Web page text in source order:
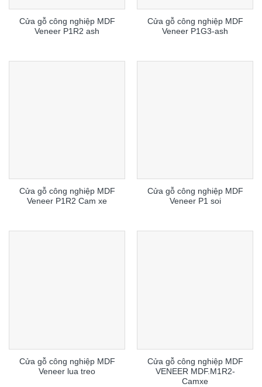
Cửa gỗ công nghiệp MDF
Veneer P1R2 ash
Cửa gỗ công nghiệp MDF
Veneer P1G3-ash
Cửa gỗ công nghiệp MDF
Veneer P1R2 Cam xe
Cửa gỗ công nghiệp MDF
Veneer P1 soi
Cửa gỗ công nghiệp MDF
Veneer lua treo
Cửa gỗ công nghiệp MDF
VENEER MDF.M1R2-
Camxe